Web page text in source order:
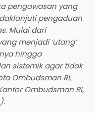
pengawasan yang
pengaduan
Mulai dari
menjadi ‘utang’
hingga
sistemik agar tidak
Ombudsman RI,
Ombudsman RI,